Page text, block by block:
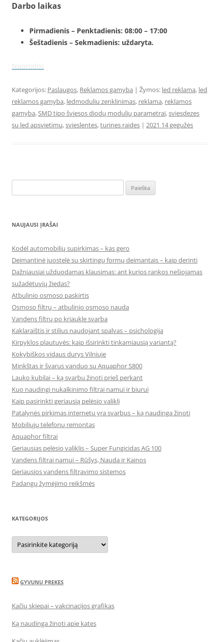
Darbo laikas
Pirmadienis – Penktadienis: 08:00 – 17:00
Šeštadienis – Sekmadienis: uždaryta.
Nuorodos
Kategorijos: Paslaugos, Reklamos gamyba | Žymos: led reklama, led
reklamos gamyba, ledmoduliu zenklinimas, reklama, reklamos
gamyba,SMD tipo šviesos diodų modulių parametrai,sviesdezes
su led apsvietimu,svieslentes,turines raides | 2021 14 gegužės
NAUJAUSI ĮRAŠAI
Kodėl automobilių supirkimas – kas gero
Deimantinė juostelė su skirtingų formų deimantais – kaip derinti
Dažniausiai užduodamas klausimas: ant kurios rankos nešiojamas
sužadėtuvių žiedas?
Atbulinio osmoso paskirtis
Osmoso filtrų – atbulinio osmoso nauda
Vandens filtrų po kriaukle svarba
Kaklaraištis ir stilius naudojant spalvas – psichologija
Kirpyklos plautuvės: kaip išsirinkti tinkamiausią variantą?
Kokybiškos vidaus durys Vilniuje
Minkštas ir švarus vanduo su Aquaphor S800
Lauko kubilai – ką svarbu žinoti prieš perkant
Kuo naudingi nukalkinimo filtrai namui ir biurui
Kaip pasirinkti geriausią pelėsio valiklį
Patalynės pirkimas internetu yra svarbus – ką naudinga žinoti
Mobiliųjų telefonų remontas
Aquaphor filtrai
Geriausias pelėsio valiklis – Super Fungicidas AG 100
Vandens filtrai namui – Rūšys, Nauda ir Kainos
Geriausios vandens filtravimo sistemos
Padangų žymėjimo reikšmės
KATEGORIJOS
Kategorijos
GYVUNU PREKES
Kačių skiepai – vakcinacijos grafikas
Ką naudinga žinoti apie kates